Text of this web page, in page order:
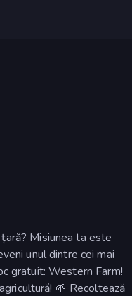
Misiunea ta este
unul dintre cei mai
gratuit: Western Farm!
🌱 Recoltează